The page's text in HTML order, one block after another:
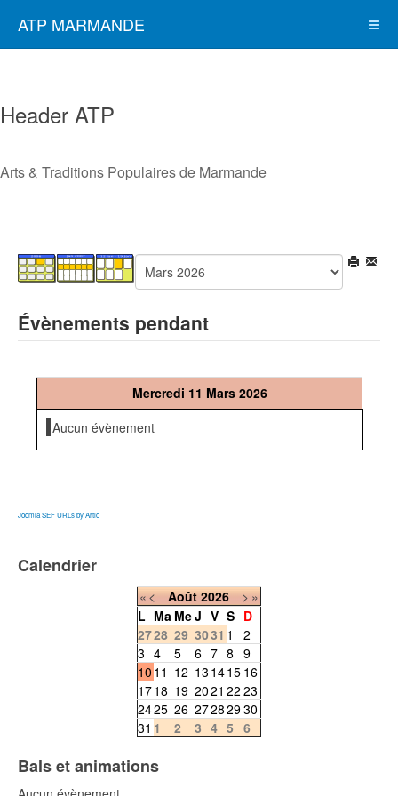
ATP MARMANDE
Header ATP
Arts & Traditions Populaires de Marmande
Évènements pendant
Mercredi 11 Mars 2026
Aucun évènement
Joomla SEF URLs by Artio
Calendrier
«< Août 2026 >»
L Ma MeJ V S D
2728 29 3031 1
2
3 4 5 6 7 8 9
10 11 12 13 1415 16
1718 19 2021 22 23
2425 26 27282930
31 1 2 3 4 5 6
Bals et animations